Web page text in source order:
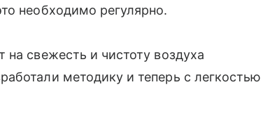
необходимо регулярно.
свежесть и чистоту воздуха
методику и теперь с легкостью